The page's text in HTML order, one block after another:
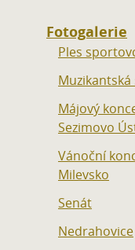
Fotogalerie
Ples
Májový
Sezimovo
Vánoční
Milevsko
Senát
Nedrahovice